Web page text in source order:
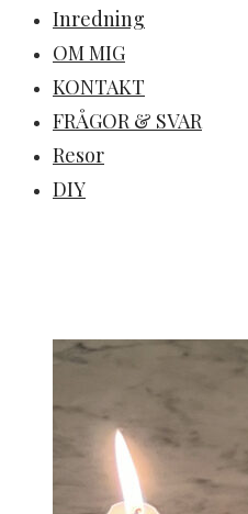
Inredning
OM MIG
KONTAKT
FRÅGOR & SVAR
Resor
DIY